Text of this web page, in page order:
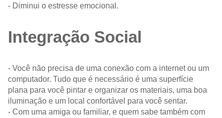
- Diminui o estresse emocional.
Integração Social
- Você não precisa de uma conexão com a internet ou um
computador. Tudo que é necessário é uma superfície
plana para você pintar e organizar os materiais, uma boa
iluminação e um local confortável para você sentar.
- Com uma amiga ou familiar, e quem sabe também com